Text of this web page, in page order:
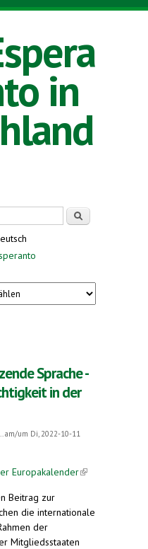
in
Sprache -
in der
am/um Di, 2022-10-11
Europakalender(link is
Beitrag zur
die internationale
der
Mitgliedsstaaten